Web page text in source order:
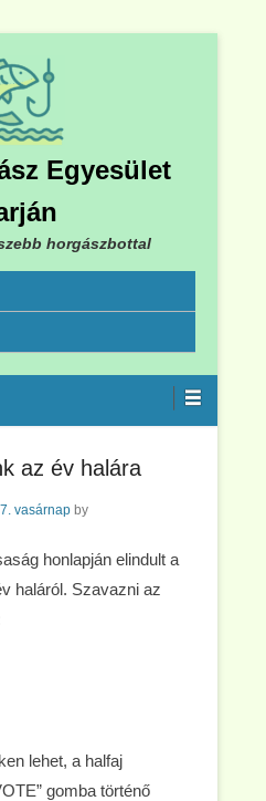
Egyesület
horgászbottal
az év halára
vasárnap by
honlapján elindult a
haláról. Szavazni az
lehet, a halfaj
gomba történő